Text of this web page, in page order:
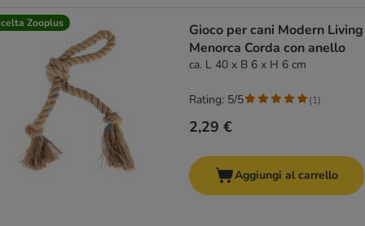
Zooplus
Gioco per cani Modern Living
Menorca Corda con anello
ca. L 40 x B 6 x H 6 cm
2,29 €
Rating: 5/5 (1)
Aggiungi al carrello